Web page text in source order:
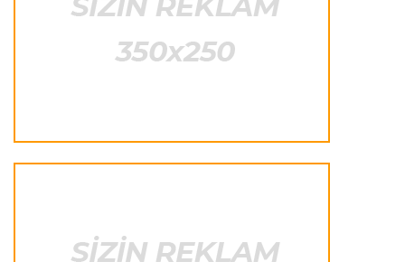
PSJ “Mançester Yunayted”lə heç-heçə etdi